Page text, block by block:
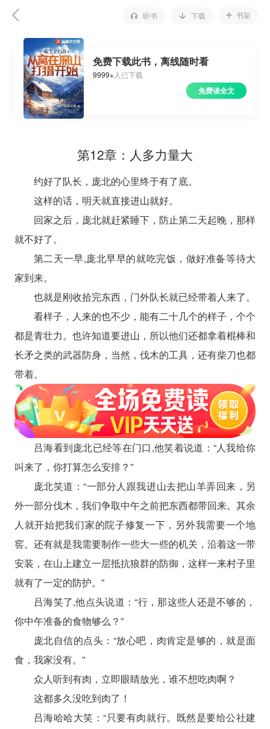
听书 下载 书架
免费下载此书，离线随时看
9999+人已下载
免费读全文
第12章：人多力量大
约好了队长，庞北的心里终于有了底。
这样的话，明天就直接进山就好。
回家之后，庞北就赶紧睡下，防止第二天起晚，那样
就不好了。
第二天一早,庞北早早的就吃完饭，做好准备等待大
家到来。
也就是刚收拾完东西，门外队长就已经带着人来了。
看样子，人来的也不少，能有二十几个的样子，个个
都是青壮力。也许知道要进山，所以他们还都拿着棍棒和
长矛之类的武器防身，当然，伐木的工具，还有柴刀也都
带着。
吕海看到庞北已经等在门口,他笑着说道：“人我给你
叫来了，你打算怎么安排？”
庞北笑道：“一部分人跟我进山去把山羊弄回来，另
外一部分伐木，我们争取中午之前把东西都带回来。其余
人就开始把我们家的院子修复一下，另外我需要一个地
窖。还有就是我需要制作一些大一些的机关，沿着这一带
安装，在山上建立一层抵抗狼群的防御，这样一来村子里
就有了一定的防护。”
吕海笑了,他点头说道：“行，那这些人还是不够的，
你中午准备的食物够么？”
庞北自信的点头：“放心吧，肉肯定是够的，就是面
食，我家没有。”
众人听到有肉，立即眼睛放光，谁不想吃肉啊？
这都多久没吃到肉了！
吕海哈哈大笑：“只要有肉就行。既然是要给公社建